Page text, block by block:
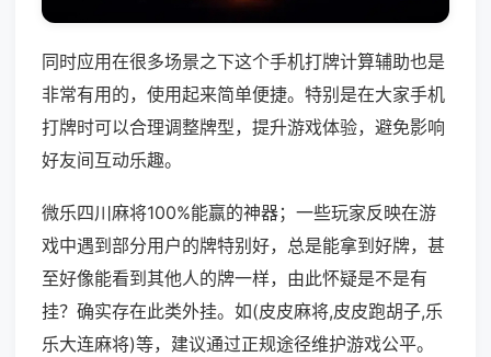
同时应用在很多场景之下这个手机打牌计算辅助也是
非常有用的，使用起来简单便捷。特别是在大家手机
打牌时可以合理调整牌型，提升游戏体验，避免影响
好友间互动乐趣。
微乐四川麻将100%能赢的神器；一些玩家反映在游
戏中遇到部分用户的牌特别好，总是能拿到好牌，甚
至好像能看到其他人的牌一样，由此怀疑是不是有
挂？确实存在此类外挂。如(皮皮麻将,皮皮跑胡子,乐
乐大连麻将)等，建议通过正规途径维护游戏公平。